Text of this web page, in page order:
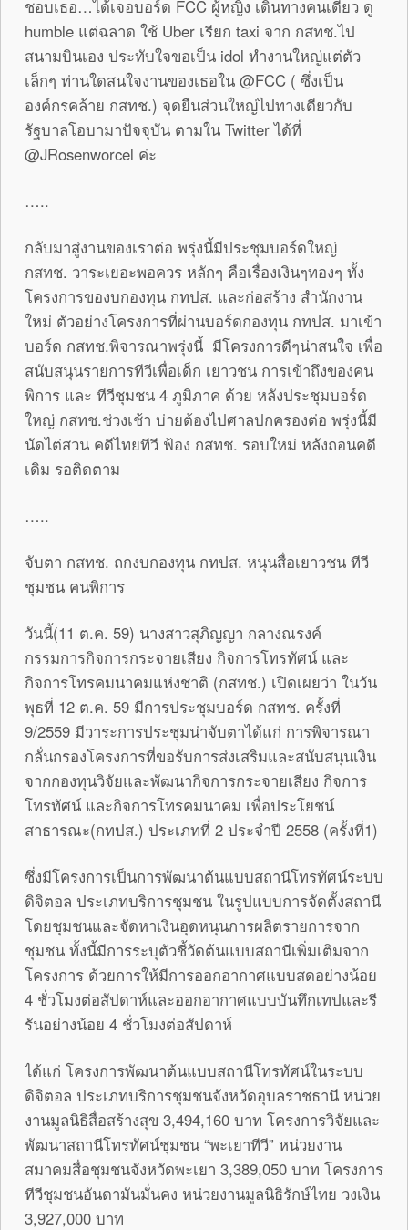
ชอบเธอ…ได้เจอบอร์ด FCC ผู้หญิง เดินทางคนเดียว ดู
humble แต่ฉลาด ใช้ Uber เรียก taxi จาก กสทช.ไป
สนามบินเอง ประทับใจขอเป็น idol ทำงานใหญ่แต่ตัว
เล็กๆ ท่านใดสนใจงานของเธอใน @FCC ( ซึ่งเป็น
องค์กรคล้าย กสทช.) จุดยืนส่วนใหญ่ไปทางเดียวกับ
รัฐบาลโอบามาปัจจุบัน ตามใน Twitter ได้ที่
@JRosenworcel ค่ะ
…..
กลับมาสู่งานของเราต่อ พรุ่งนี้มีประชุมบอร์ดใหญ่
กสทช. วาระเยอะพอควร หลักๆ คือเรื่องเงินๆทองๆ ทั้ง
โครงการของบกองทุน กทปส. และก่อสร้าง สำนักงาน
ใหม่ ตัวอย่างโครงการที่ผ่านบอร์ดกองทุน กทปส. มาเข้า
บอร์ด กสทช.พิจารณาพรุ่งนี้ มีโครงการดีๆน่าสนใจ เพื่อ
สนับสนุนรายการทีวีเพื่อเด็ก เยาวชน การเข้าถึงของคน
พิการ และ ทีวีชุมชน 4 ภูมิภาค ด้วย หลังประชุมบอร์ด
ใหญ่ กสทช.ช่วงเช้า บ่ายต้องไปศาลปกครองต่อ พรุ่งนี้มี
นัดไต่สวน คดีไทยทีวี ฟ้อง กสทช. รอบใหม่ หลังถอนคดี
เดิม รอติดตาม
…..
จับตา กสทช. ถกงบกองทุน กทปส. หนุนสื่อเยาวชน ทีวี
ชุมชน คนพิการ
วันนี้(11 ต.ค. 59) นางสาวสุภิญญา กลางณรงค์
กรรมการกิจการกระจายเสียง กิจการโทรทัศน์ และ
กิจการโทรคมนาคมแห่งชาติ (กสทช.) เปิดเผยว่า ในวัน
พุธที่ 12 ต.ค. 59 มีการประชุมบอร์ด กสทช. ครั้งที่
9/2559 มีวาระการประชุมน่าจับตาได้แก่ การพิจารณา
กลั่นกรองโครงการที่ขอรับการส่งเสริมและสนับสนุนเงิน
จากกองทุนวิจัยและพัฒนากิจการกระจายเสียง กิจการ
โทรทัศน์ และกิจการโทรคมนาคม เพื่อประโยชน์
สาธารณะ(กทปส.) ประเภทที่ 2 ประจำปี 2558 (ครั้งที่1)
ซึ่งมีโครงการเป็นการพัฒนาต้นแบบสถานีโทรทัศน์ระบบ
ดิจิตอล ประเภทบริการชุมชน ในรูปแบบการจัดตั้งสถานี
โดยชุมชนและจัดหาเงินอุดหนุนการผลิตรายการจาก
ชุมชน ทั้งนี้มีการระบุตัวชี้วัดต้นแบบสถานีเพิ่มเติมจาก
โครงการ ด้วยการให้มีการออกอากาศแบบสดอย่างน้อย
4 ชั่วโมงต่อสัปดาห์และออกอากาศแบบบันทึกเทปและรี
รันอย่างน้อย 4 ชั่วโมงต่อสัปดาห์
ได้แก่ โครงการพัฒนาต้นแบบสถานีโทรทัศน์ในระบบ
ดิจิตอล ประเภทบริการชุมชนจังหวัดอุบลราชธานี หน่วย
งานมูลนิธิสื่อสร้างสุข 3,494,160 บาท โครงการวิจัยและ
พัฒนาสถานีโทรทัศน์ชุมชน “พะเยาทีวี” หน่วยงาน
สมาคมสื่อชุมชนจังหวัดพะเยา 3,389,050 บาท โครงการ
ทีวีชุมชนอันดามันมั่นคง หน่วยงานมูลนิธิรักษ์ไทย วงเงิน
3,927,000 บาท